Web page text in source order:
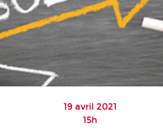
19 avril 2021
15h